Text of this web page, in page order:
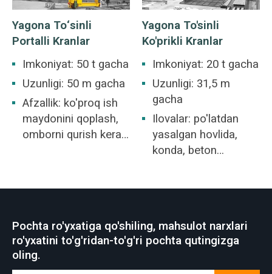
ustaxonasi uchun
javob beradi.
Yagona To‘sinli
Portalli Kranlar
Imkoniyat: 50 t gacha
Uzunligi: 50 m gacha
Afzallik: ko'proq ish
maydonini qoplash,
omborni qurish kerak
Yagona To'sinli
Ko'prikli Kranlar
Imkoniyat: 20 t gacha
Uzunligi: 31,5 m
gacha
Ilovalar: po'latdan
yasalgan hovlida,
konda, beton
qo'llaniladi. Ko'prikli
kran turli xil yuk
Pochta ro'yxatiga qo'shiling, mahsulot narxlari
ro'yxatini to'g'ridan-to'g'ri pochta qutingizga
oling.